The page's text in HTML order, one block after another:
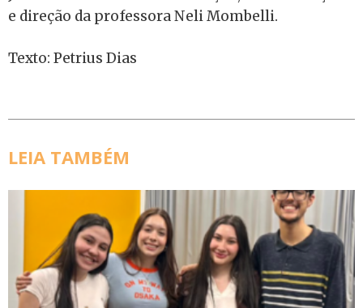
e direção da professora Neli Mombelli.
Texto: Petrius Dias
LEIA TAMBÉM